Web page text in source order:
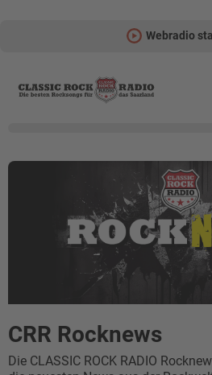
Webradio
CRR Rocknews
Die CLASSIC ROCK RADIO